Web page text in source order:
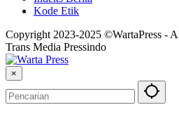
Kode Etik
Copyright 2023-2025 ©WartaPress -
Trans Media Pressindo
×